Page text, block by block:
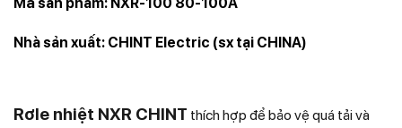
Nhà sản xuất: CHINT Electric (sx tại CHINA)
Rơle nhiệt NXR CHINT thích hợp để bảo vệ quá tải và